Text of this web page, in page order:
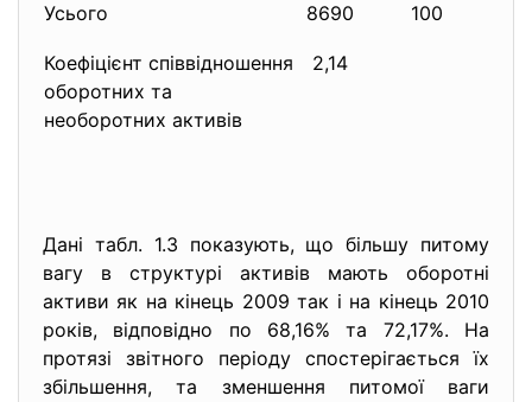
Усього 8690 100
Коефіцієнт співвідношення
оборотних та
необоротних активів
2,14
Дані табл. 1.3 показують, що більшу питому
вагу в структурі активів мають оборотні
активи як на кінець 2009 так і на кінець 2010
років, відповідно по 68,16% та 72,17%. На
протязі звітного періоду спостерігається їх
збільшення, та зменшення питомої ваги